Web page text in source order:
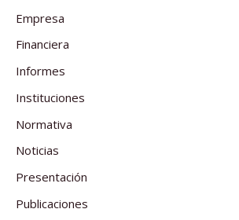
Empresa
Financiera
Informes
Instituciones
Normativa
Noticias
Presentación
Publicaciones